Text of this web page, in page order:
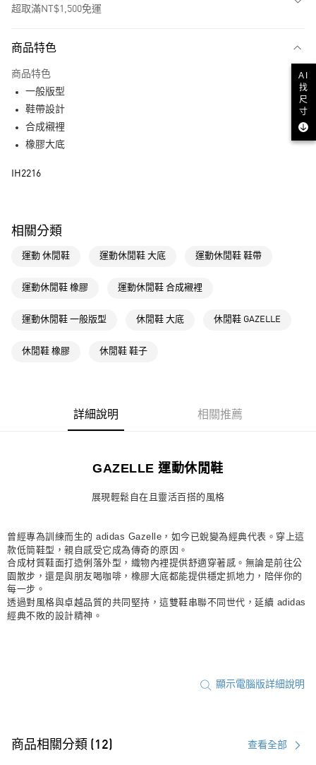
超取滿NT$1,500免運
LINE Pay
運送方式
付款後全家取貨
每筆NT$80，滿NT$1,500(含以上)免運費
萊爾富取貨付款
每筆NT$80，滿NT$1,500(含以上)免運費
付款後7-11取貨
每筆NT$80，滿NT$1,500(含以上)免運費
商品特色
商品特色
一般版型
鞋帶設計
合成襯裡
橡膠大底
IH2216
相關分類
運動 休閒鞋 運動休閒鞋 大底 運動休閒鞋 鞋帶
運動休閒鞋 橡膠 運動休閒鞋 合成襯裡
運動休閒鞋 一般版型 休閒鞋 大底 休閒鞋 GAZELLE
休閒鞋 橡膠 休閒鞋 鞋子
詳細說明 相關推薦
GAZELLE 運動休閒鞋
展現輕鬆自在且靈活百搭的風格
曾經專為訓練而生的 adidas Gazelle，如今已蛻變為經典代表。穿上這
款低筒鞋型，親自感受它成為傳奇的原因。
合成材質鞋面打造俐落外型，織物內裡提供舒適穿著感。無論是前往公
園散步，還是與朋友喝咖啡，橡膠大底都能提供穩定抓地力，陪伴你的
每一步。
透過對風格與卓越品質的共同堅持，這雙鞋串聯不同世代，延續 adidas
經典不敗的設計精神。
顯示電腦版詳細說明
商品相關分類 (12) 查看全部
AI
找
尺
寸